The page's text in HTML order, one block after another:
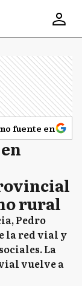
fuente en
rural
Pedro
la red vial y
La
vuelve a